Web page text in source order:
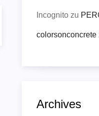
Incognito zu
colorsonconcrete
Archives